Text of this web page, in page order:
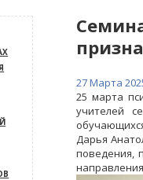
27 Марта
25 марта
учителей
Дарья
поведения,